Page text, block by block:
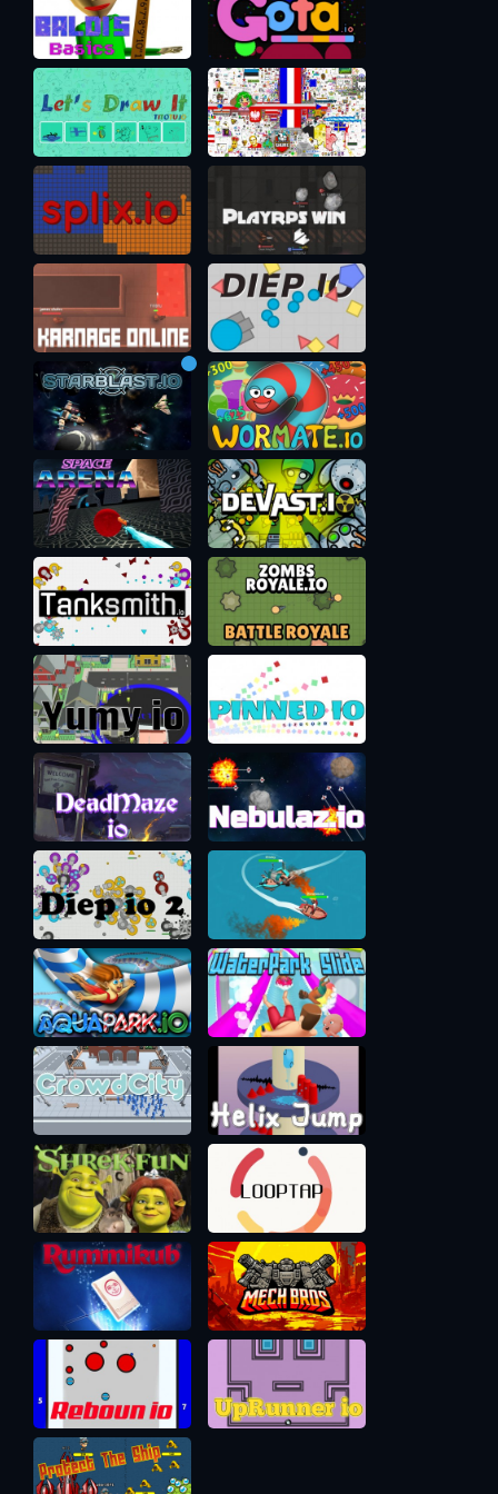
Ночью видимость в Doomed 2 io ограничена небольшим
кругом, все остальное видно только если приблизиться
очень близко. Ночью перемещаться опаснее, т.к. не видно
в том числе и диких животных. По слухам ночью на карте
появляется больше диких волков и медведей.
Любое здание можно продать (клавиша R), получив часть
ресурсов потраченных на его строительство.
Управление в Думед ио 2
WASD для перемещения
левый клик для сбора ресурсов или использования
предмета
левый клик + шифт - воспользоваться неосновным
предметом
шифт для аккуратного перемещения
Q чтобы сбросить предметы, если зажать
одновременно цифровую клавишу, то сброситься
10x, 100x и так далее ресурсов
R чтобы продать строение
E для оснащения башни или оружия